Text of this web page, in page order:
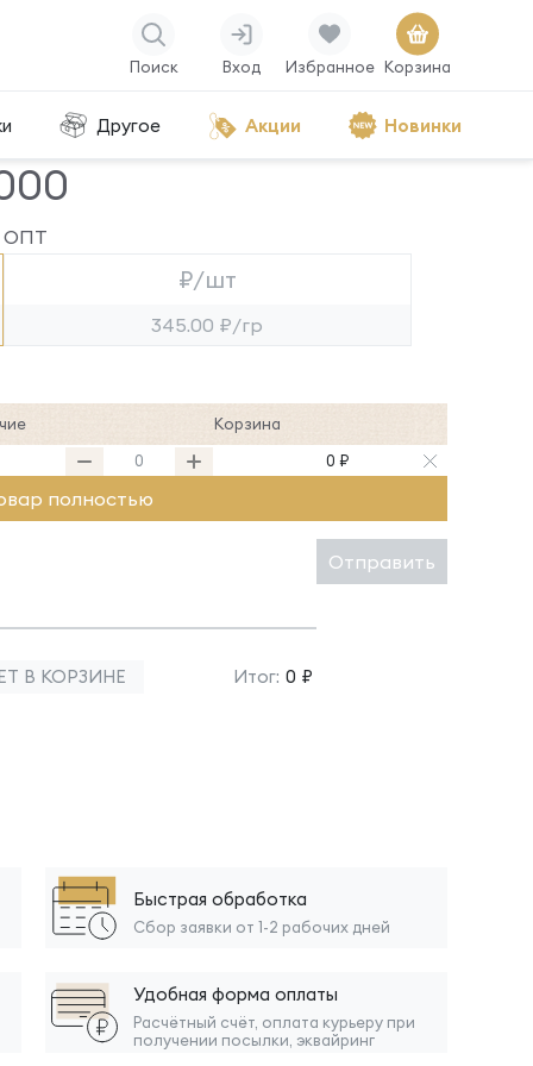
Поиск Вход Избранное Корзина
Другое Акции Новинки
ОПТ
₽/шт
345.00 ₽/гр
Корзина
0 ₽
полностью
Отправить
В КОРЗИНЕ Итог: 0 ₽
Быстрая обработка
Сбор заявки от 1-2 рабочих дней
Удобная форма оплаты
Расчётный счёт, оплата курьеру при
получении посылки, эквайринг